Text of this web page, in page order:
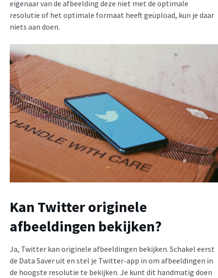
eigenaar van de afbeelding deze niet met de optimale
resolutie of het optimale formaat heeft geüpload, kun je daar
niets aan doen.
Kan Twitter originele
afbeeldingen bekijken?
Ja, Twitter kan originele afbeeldingen bekijken. Schakel eerst
de Data Saver uit en stel je Twitter-app in om afbeeldingen in
de hoogste resolutie te bekijken. Je kunt dit handmatig doen